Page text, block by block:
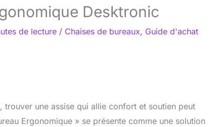
Desktronic
de lecture / Chaises de bureaux, Guide d'achat
une assise qui allie confort et soutien peut
Ergonomique » se présente comme une solution